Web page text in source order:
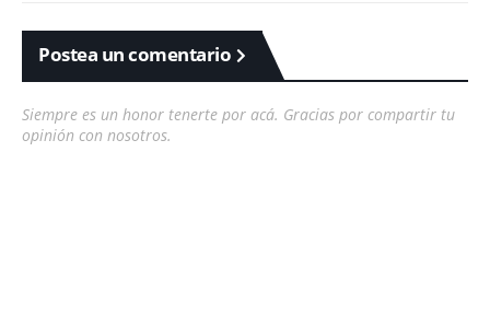
Postea un comentario
Siempre es un honor tenerte por acá. Gracias por compartir tu
opinión con nosotros.